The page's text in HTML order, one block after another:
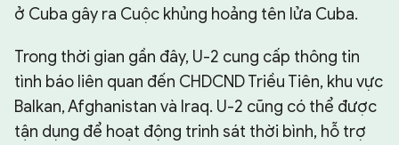
ở Cuba gây ra Cuộc khủng hoảng tên lửa Cuba.
Trong thời gian gần đây, U-2 cung cấp thông tin
tình báo liên quan đến CHDCND Triều Tiên, khu vực
Balkan, Afghanistan và Iraq. U-2 cũng có thể được
tận dụng để hoạt động trinh sát thời bình, hỗ trợ